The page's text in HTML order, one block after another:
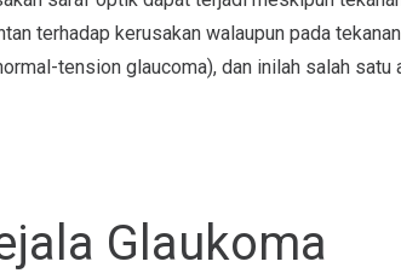
terhadap kerusakan walaupun pada
tension glaucoma), dan inilah salah
Glaukoma